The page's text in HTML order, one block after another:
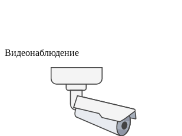
Видеонаблюдение